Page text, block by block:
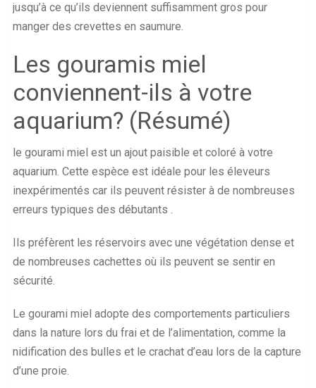
jusqu’à ce qu’ils deviennent suffisamment gros pour
manger des crevettes en saumure.
Les gouramis miel
conviennent-ils à votre
aquarium? (Résumé)
le gourami miel est un ajout paisible et coloré à votre
aquarium. Cette espèce est idéale pour les éleveurs
inexpérimentés car ils peuvent résister à de nombreuses
erreurs typiques des débutants .
Ils préfèrent les réservoirs avec une végétation dense et
de nombreuses cachettes où ils peuvent se sentir en
sécurité.
Le gourami miel adopte des comportements particuliers
dans la nature lors du frai et de l’alimentation, comme la
nidification des bulles et le crachat d’eau lors de la capture
d’une proie.